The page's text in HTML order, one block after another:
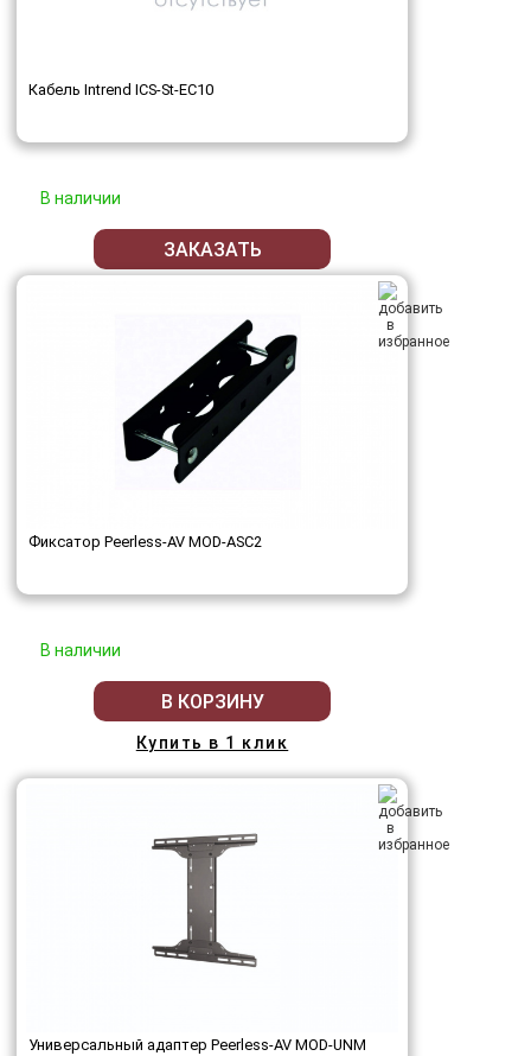
Кабель Intrend ICS-St-EC10
В наличии
ЗАКАЗАТЬ
Фиксатор Peerless-AV MOD-ASC2
В наличии
В КОРЗИНУ
Купить в 1 клик
Универсальный адаптер Peerless-AV MOD-UNM